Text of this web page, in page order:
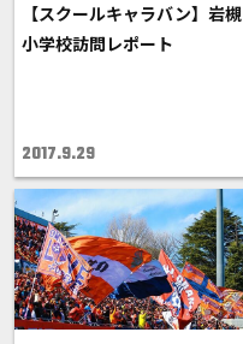
【スクールキャラバン】岩槻
小学校訪問レポート
2017.9.29